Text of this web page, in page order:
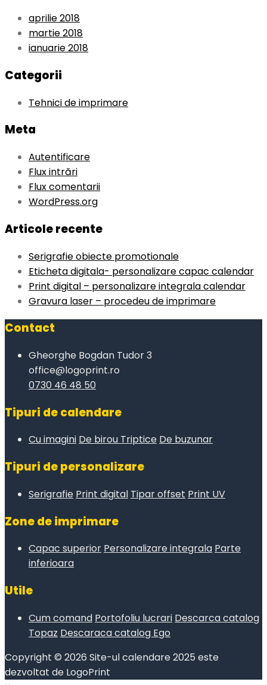
aprilie 2018
martie 2018
ianuarie 2018
Categorii
Tehnici de imprimare
Meta
Autentificare
Flux intrări
Flux comentarii
WordPress.org
Articole recente
Serigrafie obiecte promotionale
Eticheta digitala- personalizare capac calendar
Print digital – personalizare integrala calendar
Gravura laser – procedeu de imprimare
Contact
Gheorghe Bogdan Tudor 3
office@logoprint.ro
0730 46 48 50
Tipuri de calendare
Cu imagini De birou Triptice De buzunar
Tipuri de personalizare
Serigrafie Print digital Tipar offset Print UV
Zone de imprimare
Capac superior Personalizare integrala Parte
inferioara
Utile
Cum comand Portofoliu lucrari Descarca catalog
Topaz Descaraca catalog Ego
Copyright © 2026 Site-ul calendare 2025 este
dezvoltat de LogoPrint